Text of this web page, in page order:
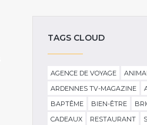
TAGS CLOUD
AGENCE DE VOYAGE
ARDENNES TV-MAGAZINE
BAPTÊME
BIEN-ÊTRE
CADEAUX
RESTAURANT